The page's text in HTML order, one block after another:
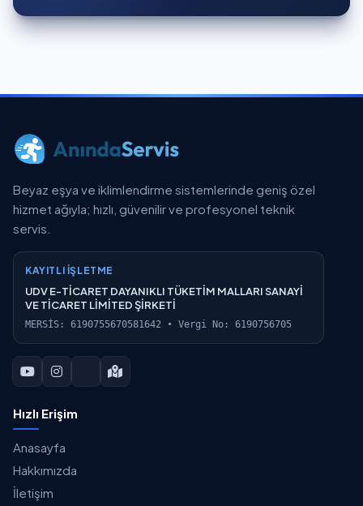
Beyaz eşya ve iklimlendirme sistemlerinde geniş özel
hizmet ağıyla; hızlı, güvenilir ve profesyonel teknik
servis.
KAYITLI İŞLETME
UDV E-TİCARET DAYANIKLI TÜKETİM MALLARI SANAYİ
VE TİCARET LİMİTED ŞİRKETİ
MERSİS: 6190755670581642 • Vergi No: 6190756705
Hızlı Erişim
Anasayfa
Hakkımızda
İletişim